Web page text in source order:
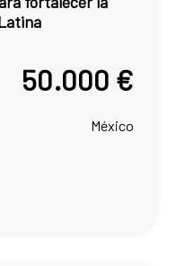
50.000 €
México